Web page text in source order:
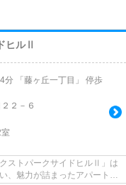
ヒルⅡ
分 「藤ヶ丘一丁目」 停歩
２－６
ストパークサイドヒルⅡ」は
、魅力が詰まったアパートで